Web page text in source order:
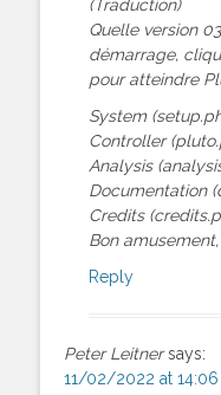
(Traduction)
Quelle version
démarrage,
pour atteindre
System
Controller
Analysis
Documentation
Credits
Bon amusement,
Reply
Peter Leitner says:
11/02/2022 at 14:06